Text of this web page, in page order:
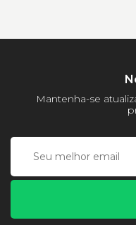
Mantenha-se